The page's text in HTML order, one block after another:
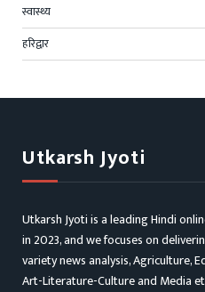
स्वास्थ्य
हरिद्वार
Utkarsh Jyoti
Utkarsh Jyoti is a leading Hindi
in 2023, and we focuses on
variety news analysis, Agriculture,
Art-Literature-Culture and Media